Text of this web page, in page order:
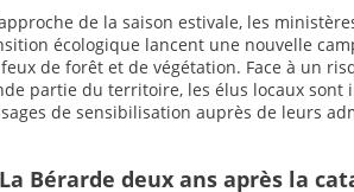
de la saison estivale, les
écologique lancent une nouvelle
de forêt et de végétation. Face à un
partie du territoire, les élus locaux sont
de sensibilisation auprès de leurs
Bérarde deux ans après la